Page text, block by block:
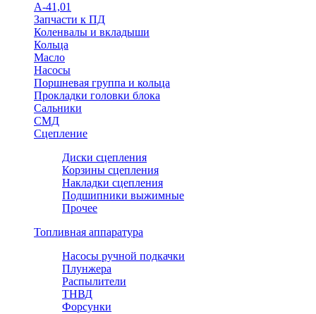
А-41,01
Запчасти к ПД
Коленвалы и вкладыши
Кольца
Масло
Насосы
Поршневая группа и кольца
Прокладки головки блока
Сальники
СМД
Сцепление
Диски сцепления
Корзины сцепления
Накладки сцепления
Подшипники выжимные
Прочее
Топливная аппаратура
Насосы ручной подкачки
Плунжера
Распылители
ТНВД
Форсунки